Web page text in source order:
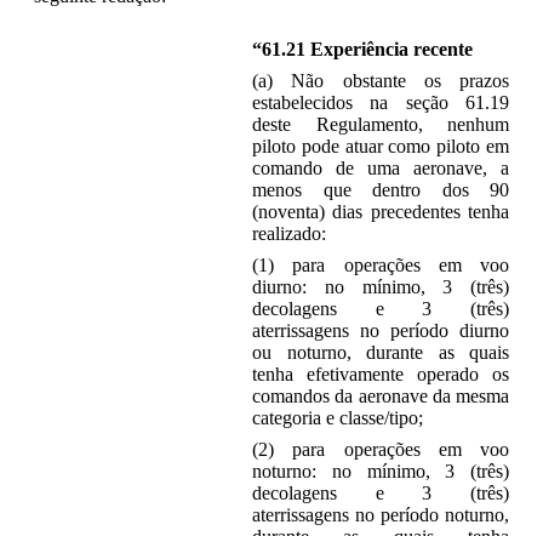
“61.21 Experiência recente
(a) Não obstante os prazos
estabelecidos na seção 61.19
deste Regulamento, nenhum
piloto pode atuar como piloto em
comando de uma aeronave, a
menos que dentro dos 90
(noventa) dias precedentes tenha
realizado:
(1) para operações em voo
diurno: no mínimo, 3 (três)
decolagens e 3 (três)
aterrissagens no período diurno
ou noturno, durante as quais
tenha efetivamente operado os
comandos da aeronave da mesma
categoria e classe/tipo;
(2) para operações em voo
noturno: no mínimo, 3 (três)
decolagens e 3 (três)
aterrissagens no período noturno,